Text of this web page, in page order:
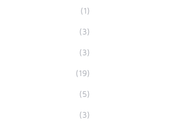
(1)
(3)
(3)
(19)
(5)
(3)